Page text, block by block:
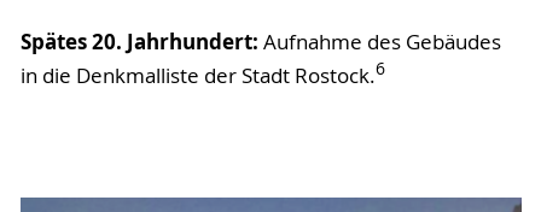
Spätes 20. Jahrhundert: Aufnahme des Gebäudes
in die Denkmalliste der Stadt Rostock.6